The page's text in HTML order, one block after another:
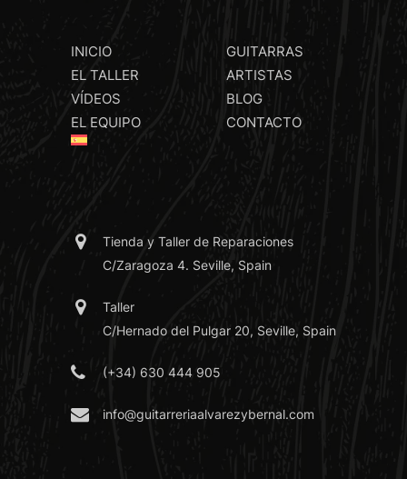
INICIO
GUITARRAS
EL TALLER
ARTISTAS
VÍDEOS
BLOG
EL EQUIPO
CONTACTO
Tienda y Taller de Reparaciones
C/Zaragoza 4. Seville, Spain
Taller
C/Hernado del Pulgar 20, Seville, Spain
(+34) 630 444 905
info@guitarreriaalvarezybernal.com